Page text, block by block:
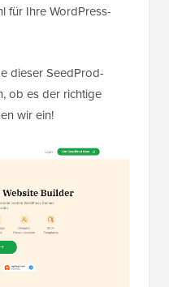
für Ihre WordPress-
dieser SeedProd-
ob es der richtige
wir ein!